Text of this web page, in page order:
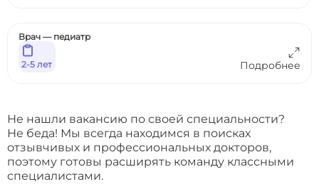
Врач — педиатр
Подробнее
2-5 лет
Не нашли вакансию по своей специальности?
Не беда! Мы всегда находимся в поисках
отзывчивых и профессиональных докторов,
поэтому готовы расширять команду классными
специалистами.